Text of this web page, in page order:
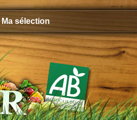
Ma sélection